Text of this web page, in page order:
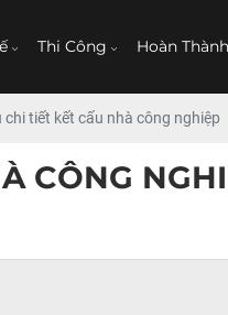
Thi Công Hoàn Thành
chi tiết kết cấu nhà công nghiệp
CÔNG